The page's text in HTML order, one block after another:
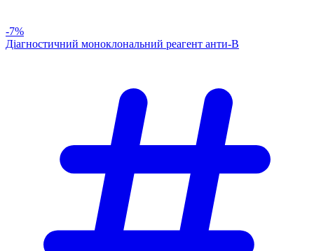
-7%
Діагностичний моноклональний реагент анти-В